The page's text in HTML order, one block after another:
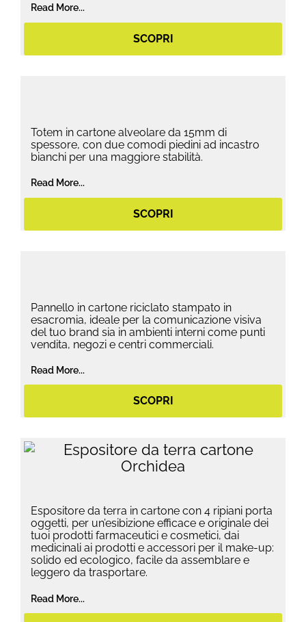
Read More...
SCOPRI
Totem in cartone alveolare da 15mm di
spessore, con due comodi piedini ad incastro
bianchi per una maggiore stabilità.
Read More...
SCOPRI
Pannello in cartone riciclato stampato in
esacromia, ideale per la comunicazione visiva
del tuo brand sia in ambienti interni come punti
vendita, negozi e centri commerciali.
Read More...
SCOPRI
Espositore da terra in cartone con 4 ripiani porta
oggetti, per un’esibizione efficace e originale dei
tuoi prodotti farmaceutici e cosmetici, dai
medicinali ai prodotti e accessori per il make-up:
solido ed ecologico, facile da assemblare e
leggero da trasportare.
Read More...